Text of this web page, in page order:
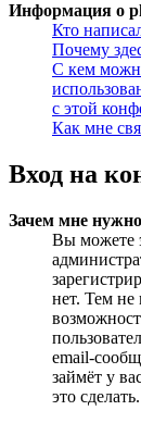
Информация о
Кто
Почему
С кем
с этой
Как мне
Вход на
Зачем мне
Вы можете
нет. Тем не
email-
займёт у
это сделать.